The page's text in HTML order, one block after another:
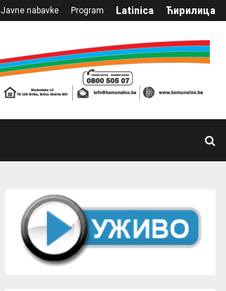
Javne nabavke Program Latinica Ћирилица